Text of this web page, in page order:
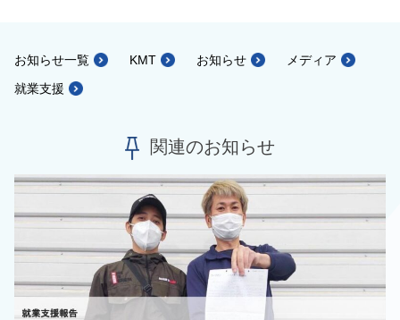
お知らせ一覧 KMT お知らせ
メディア
就業支援
関連のお知らせ